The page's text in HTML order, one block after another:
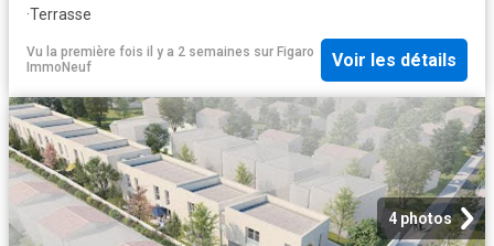
·Terrasse
Vu la première fois il y a 2 semaines sur Figaro
ImmoNeuf
Voir les détails
4 photos